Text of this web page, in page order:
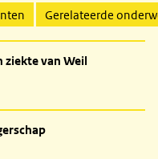
Gerelateerde
ziekte van Weil